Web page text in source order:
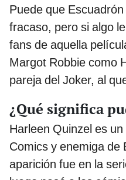
Puede que
fracaso, pero si algo
fans de aquella
Margot Robbie como
pareja del Joker, al
¿Qué significa
Harleen Quinzel es
Comics y enemiga de
aparición fue en la